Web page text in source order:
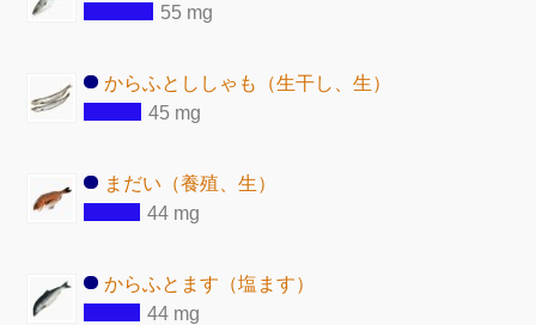
55 mg
からふとししゃも（生干し、生）
45 mg
まだい（養殖、生）
44 mg
からふとます（塩ます）
44 mg